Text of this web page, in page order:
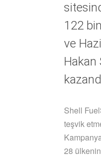
122
ve
Hakan
Shell
teşvik
28